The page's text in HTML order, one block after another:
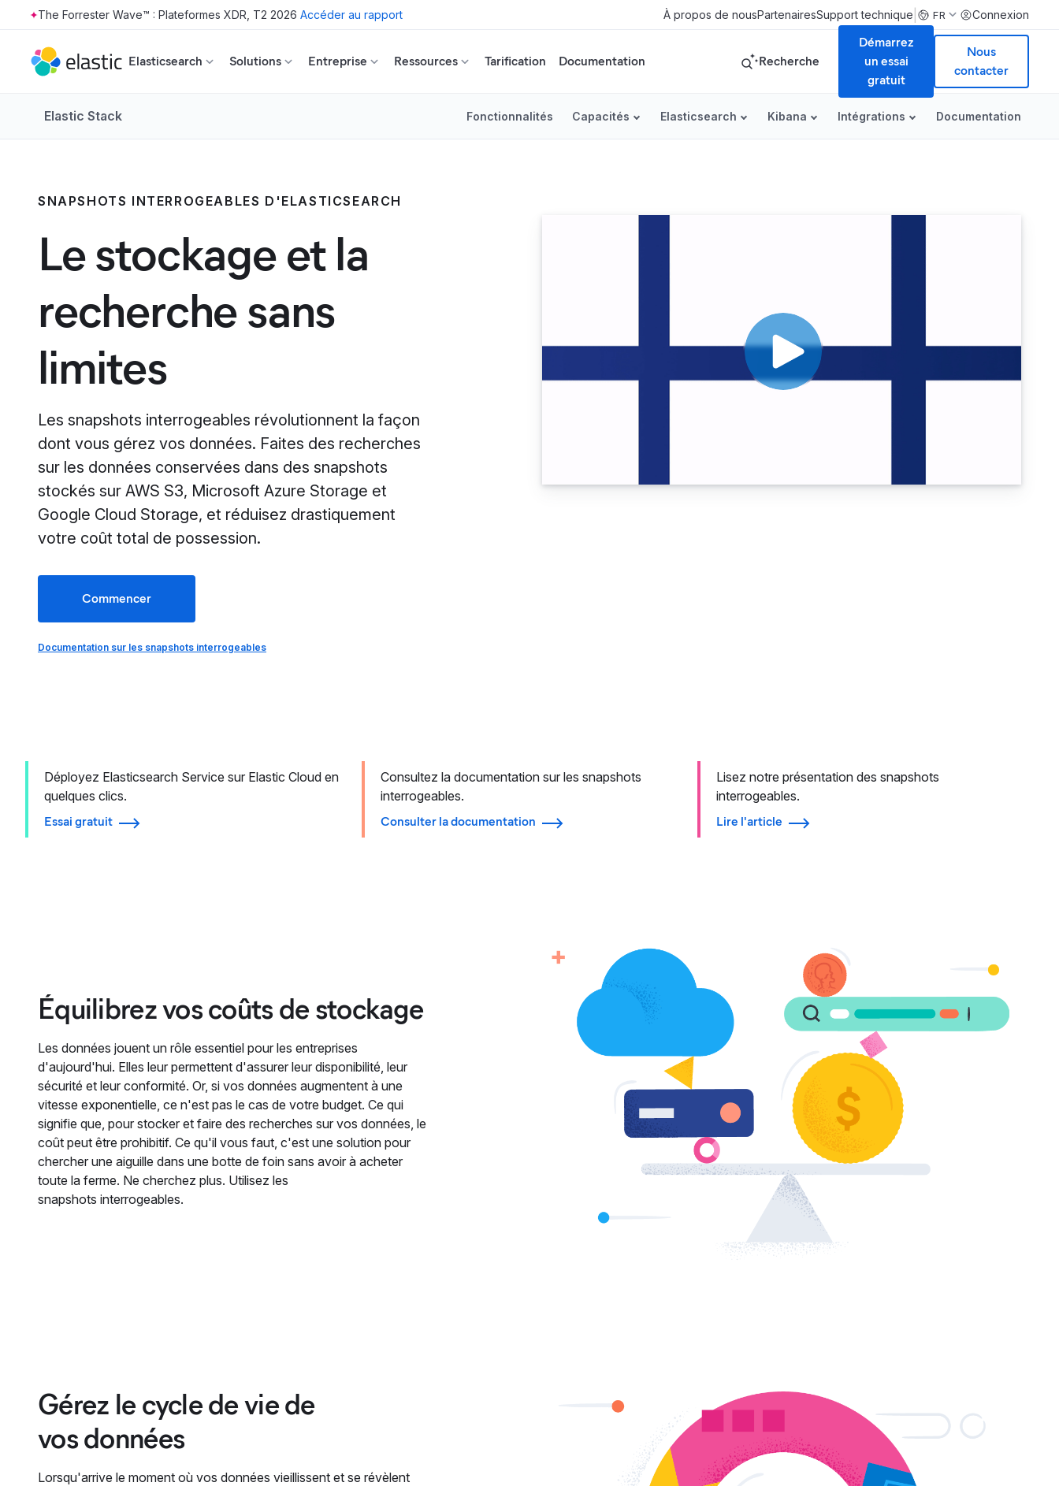
Skip to main content
The Forrester Wave™ : Plateformes XDR, T2 2026 Accéder au rapport À propos de nousPartenairesSupport technique FR Connexion
Elasticsearch Solutions Entreprise Ressources Tarification Documentation Recherche
Démarrez
un essai
gratuit
Nous
contacter
Elastic Stack Fonctionnalités Capacités Elasticsearch Kibana Intégrations Documentation
SNAPSHOTS INTERROGEABLES D'ELASTICSEARCH
Le stockage et la
recherche sans
limites
Les snapshots interrogeables révolutionnent la façon
dont vous gérez vos données. Faites des recherches
sur les données conservées dans des snapshots
stockés sur AWS S3, Microsoft Azure Storage et
Google Cloud Storage, et réduisez drastiquement
votre coût total de possession.
Commencer
Documentation sur les snapshots interrogeables
Déployez Elasticsearch Service sur Elastic Cloud en
quelques clics.
Essai gratuit
Consultez la documentation sur les snapshots
interrogeables.
Consulter la documentation
Lisez notre présentation des snapshots
interrogeables.
Lire l'article
Équilibrez vos coûts de stockage
Les données jouent un rôle essentiel pour les entreprises
d'aujourd'hui. Elles leur permettent d'assurer leur disponibilité, leur
sécurité et leur conformité. Or, si vos données augmentent à une
vitesse exponentielle, ce n'est pas le cas de votre budget. Ce qui
signifie que, pour stocker et faire des recherches sur vos données, le
coût peut être prohibitif. Ce qu'il vous faut, c'est une solution pour
chercher une aiguille dans une botte de foin sans avoir à acheter
toute la ferme. Ne cherchez plus. Utilisez les
snapshots interrogeables.
Gérez le cycle de vie de
vos données
Lorsqu'arrive le moment où vos données vieillissent et se révèlent